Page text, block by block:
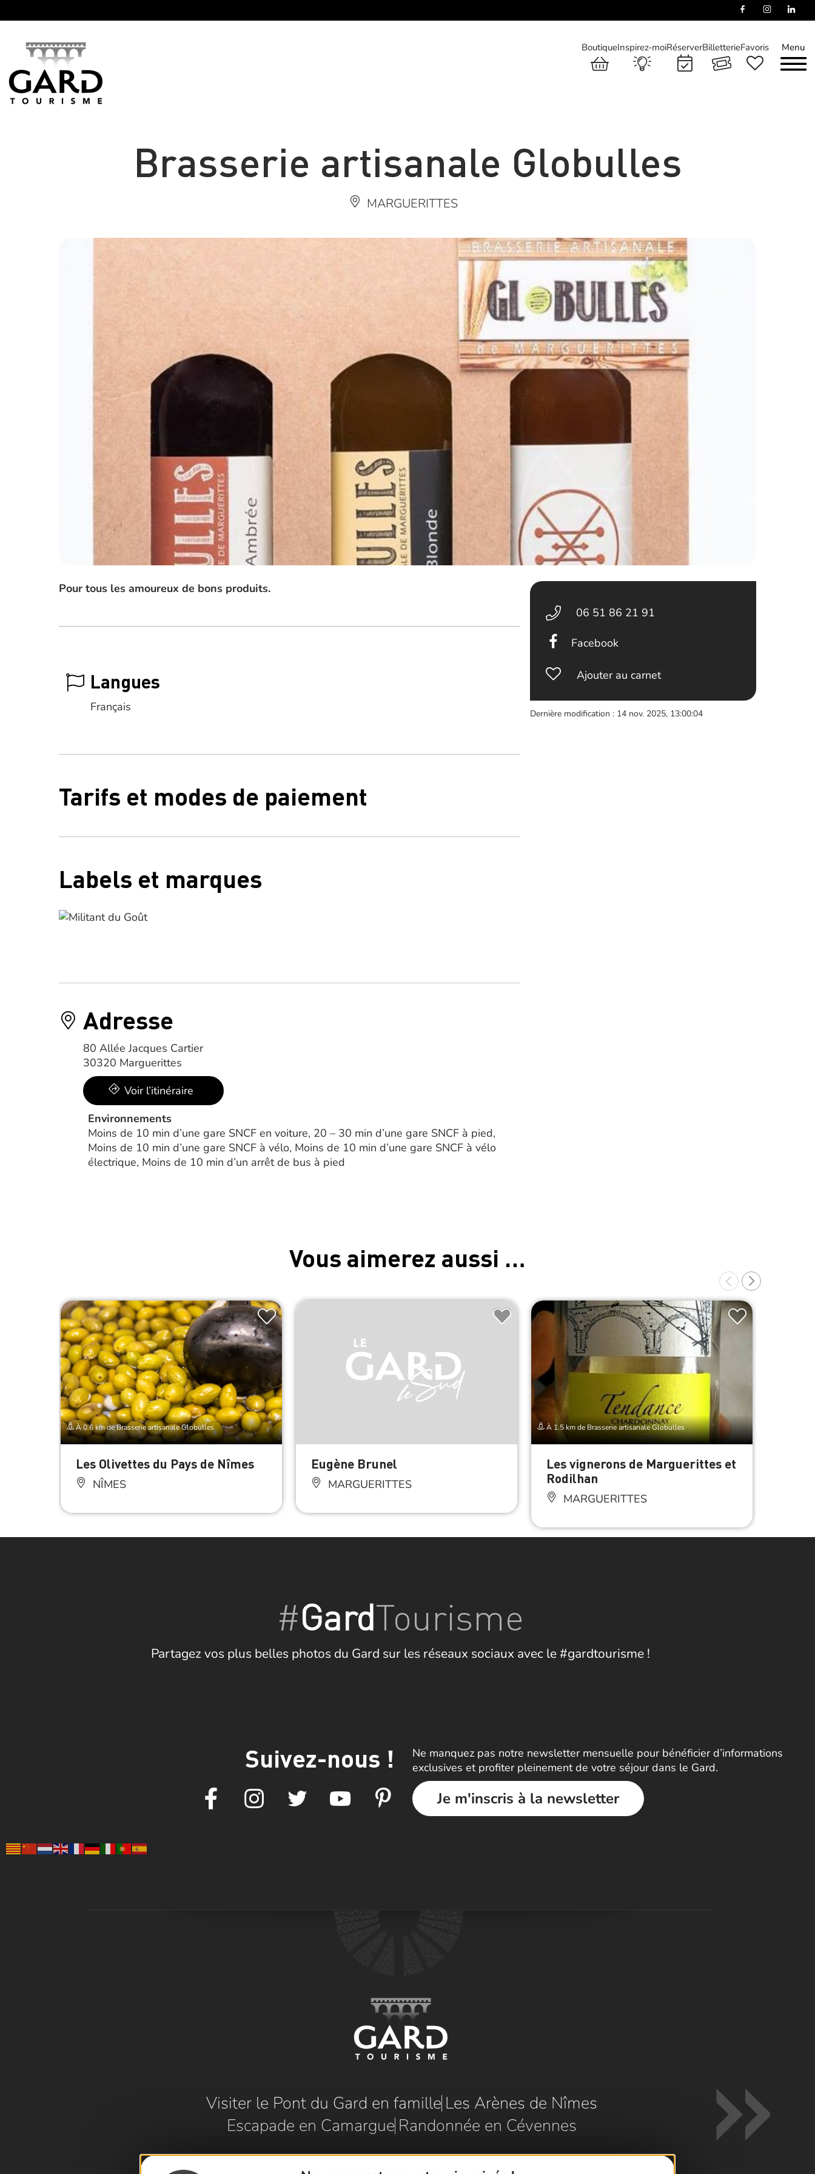
Menu
BoutiqueInspirez-moiRéserverBilletterieFavoris
Brasserie artisanale Globulles
MARGUERITTES
Pour tous les amoureux de bons produits.
Langues
Français
Tarifs et modes de paiement
Labels et marques
Adresse
80 Allée Jacques Cartier
30320 Marguerittes
Voir l’itinéraire
Environnements
Moins de 10 min d’une gare SNCF en voiture, 20 – 30 min d’une gare SNCF à pied,
Moins de 10 min d’une gare SNCF à vélo, Moins de 10 min d’une gare SNCF à vélo
électrique, Moins de 10 min d’un arrêt de bus à pied
06 51 86 21 91
Facebook
Ajouter au carnet
Dernière modification : 14 nov. 2025, 13:00:04
Vous aimerez aussi …
À 0.6 km de Brasserie artisanale Globulles
Les Olivettes du Pays de Nîmes
NÎMES
Eugène Brunel
MARGUERITTES
À 1.5 km de Brasserie artisanale Globulles
Les vignerons de Marguerittes et
Rodilhan
MARGUERITTES
#GardTourisme
Partagez vos plus belles photos du Gard sur les réseaux sociaux avec le #gardtourisme !
Suivez-nous !
Ne manquez pas notre newsletter mensuelle pour bénéficier d’informations
exclusives et profiter pleinement de votre séjour dans le Gard.
Je m'inscris à la newsletter
Visiter le Pont du Gard en famille Les Arènes de Nîmes
Escapade en Camargue Randonnée en Cévennes